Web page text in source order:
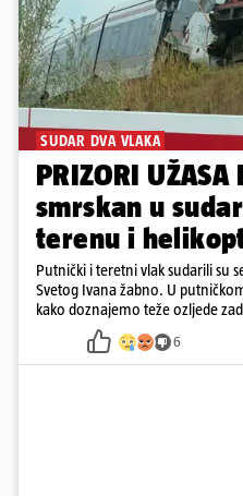
SUDAR DVA VLAKA
PRIZORI
smrskan u
terenu i
Putnički i teretni vlak sudarili su
Svetog Ivana žabno. U
kako doznajemo teže ozljede
vlaka. Zatvoren je promet, a fotoreporteri Prigorskog objavili su
prve snimke s mjesta sudara
6